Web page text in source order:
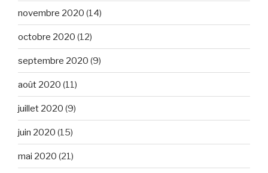
novembre 2020 (14)
octobre 2020 (12)
septembre 2020 (9)
août 2020 (11)
juillet 2020 (9)
juin 2020 (15)
mai 2020 (21)